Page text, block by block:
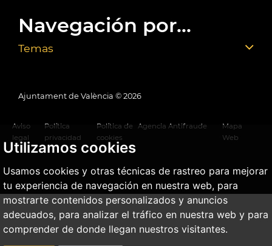
Utilizamos cookies
Usamos cookies y otras técnicas de rastreo para mejorar
tu experiencia de navegación en nuestra web, para
mostrarte contenidos personalizados y anuncios
adecuados, para analizar el tráfico en nuestra web y para
comprender de donde llegan nuestros visitantes.
Navegación por...
Temas
Ajuntament de València © 2026
Aviso
legal
Política
privacidad
Política de
cookies
Agencia Antifraude
Mapa
Web